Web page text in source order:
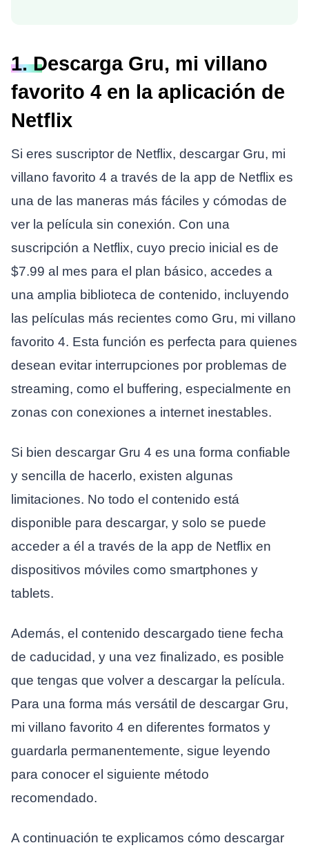
1. Descarga Gru, mi villano
favorito 4 en la aplicación de
Netflix
Si eres suscriptor de Netflix, descargar Gru, mi
villano favorito 4 a través de la app de Netflix es
una de las maneras más fáciles y cómodas de
ver la película sin conexión. Con una
suscripción a Netflix, cuyo precio inicial es de
$7.99 al mes para el plan básico, accedes a
una amplia biblioteca de contenido, incluyendo
las películas más recientes como Gru, mi villano
favorito 4. Esta función es perfecta para quienes
desean evitar interrupciones por problemas de
streaming, como el buffering, especialmente en
zonas con conexiones a internet inestables.
Si bien descargar Gru 4 es una forma confiable
y sencilla de hacerlo, existen algunas
limitaciones. No todo el contenido está
disponible para descargar, y solo se puede
acceder a él a través de la app de Netflix en
dispositivos móviles como smartphones y
tablets.
Además, el contenido descargado tiene fecha
de caducidad, y una vez finalizado, es posible
que tengas que volver a descargar la película.
Para una forma más versátil de descargar Gru,
mi villano favorito 4 en diferentes formatos y
guardarla permanentemente, sigue leyendo
para conocer el siguiente método
recomendado.
A continuación te explicamos cómo descargar